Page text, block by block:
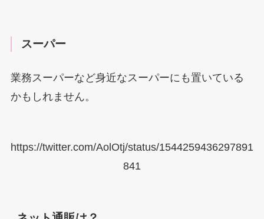
スーパー
業務スーパーなど身近なスーパーにも置いている
かもしれません。
https://twitter.com/AolOtj/status/1544259436297891
841